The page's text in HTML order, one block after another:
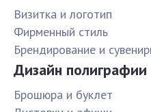
Визитка и логотип
Фирменный стиль
Брендирование и
Дизайн полиграфии
Брошюра и буклет